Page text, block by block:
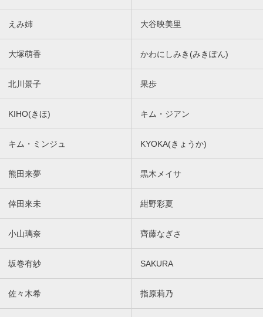
えみ姉 大谷映美里
大塚萌香 かわにしみき(みきぽん)
北川景子 果歩
KIHO(きほ) キム・ジアン
キム・ミンジュ KYOKA(きょうか)
熊田来夢 黒木メイサ
倖田來未 紺野彩夏
小山璃奈 齊藤なぎさ
坂巻有紗 SAKURA
佐々木希 指原莉乃